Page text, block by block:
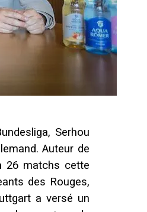
Serhou
Auteur de
26 matchs cette
des Rouges,
a versé un